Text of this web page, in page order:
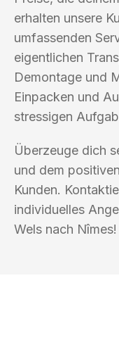
erhalten unsere
umfassenden
eigentlichen
Demontage und
Einpacken und
stressigen
Überzeuge dich
und dem
Kunden.
individuelles
Wels nach Nîmes!